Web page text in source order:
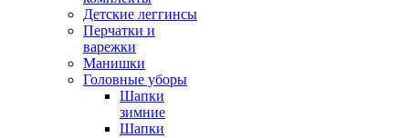
Детские леггинсы
Перчатки и
варежки
Манишки
Головные уборы
Шапки
зимние
Шапки